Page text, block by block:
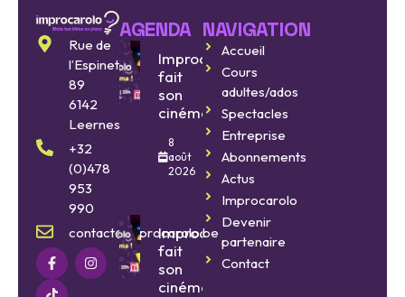
Rue de
l’Espinette
89
6142
Leernes
+32
(0)478
953
990
contact@improcarolo.be
AGENDA
Improcarolo
fait
son
cinéma
8
août
2026
Improcarolo
fait
son
cinéma
NAVIGATION
Accueil
Cours
adultes/ados
Spectacles
Entreprise
Abonnements
Actus
Improcarolo
Devenir
partenaire
Contact